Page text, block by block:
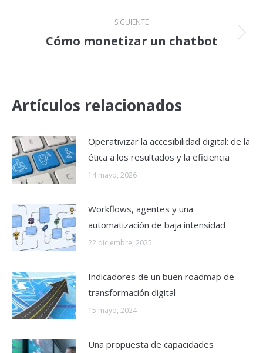
SIGUIENTE
Publicación
Cómo monetizar un chatbot
Artículos relacionados
Operativizar la accesibilidad digital: de la
ética a los resultados y la eficiencia
14 mayo, 2026
Workflows, agentes y una
automatización de baja intensidad
22 diciembre, 2025
Indicadores de un buen roadmap de
transformación digital
15 mayo, 2024
Una propuesta de capacidades